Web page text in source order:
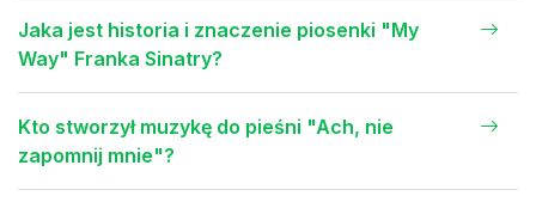
Jaka jest historia i znaczenie piosenki "My
Way" Franka Sinatry?
Kto stworzył muzykę do pieśni "Ach, nie
zapomnij mnie"?